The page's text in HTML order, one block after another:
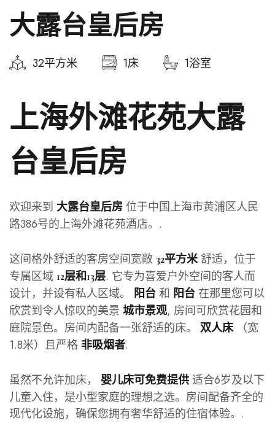
大露台皇后房
32平方米 1床 1浴室
上海外滩花苑大露
台皇后房
欢迎来到 大露台皇后房 位于中国上海市黄浦区人民
路386号的上海外滩花苑酒店。.
这间格外舒适的客房空间宽敞 32平方米舒适，位于
专属区域 12层和13层. 它专为喜爱户外空间的客人而
设计，并设有私人区域。
阳台 和 阳台 在那里您可以
欣赏到令人惊叹的美景 城市景观, 房间可欣赏花园和
庭院景色。房间内配备一张舒适的床。
双人床（宽
1.8米）且严格 非吸烟者.
虽然不允许加床， 婴儿床可免费提供 适合6岁及以下
儿童入住，是小型家庭的理想之选。房间配备齐全的
现代化设施，确保您拥有奢华舒适的住宿体验。.